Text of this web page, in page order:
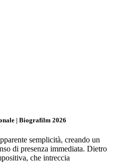
| Biografilm 2026
semplicità, creando un
di presenza immediata. Dietro
che intreccia